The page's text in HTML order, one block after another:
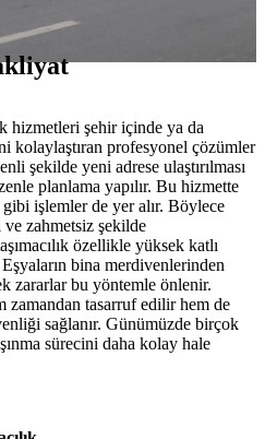
hizmetleri şehir içinde ya da
kolaylaştıran profesyonel çözümler
şekilde yeni adrese ulaştırılması
planlama yapılır. Bu hizmette
işlemler de yer alır. Böylece
ve zahmetsiz şekilde
özellikle yüksek katlı
bina merdivenlerinden
zararlar bu yöntemle önlenir.
zamandan tasarruf edilir hem de
sağlanır. Günümüzde birçok
sürecini daha kolay hale